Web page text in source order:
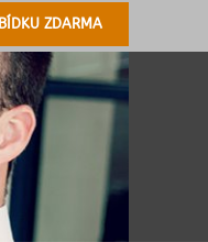
ZDARMA